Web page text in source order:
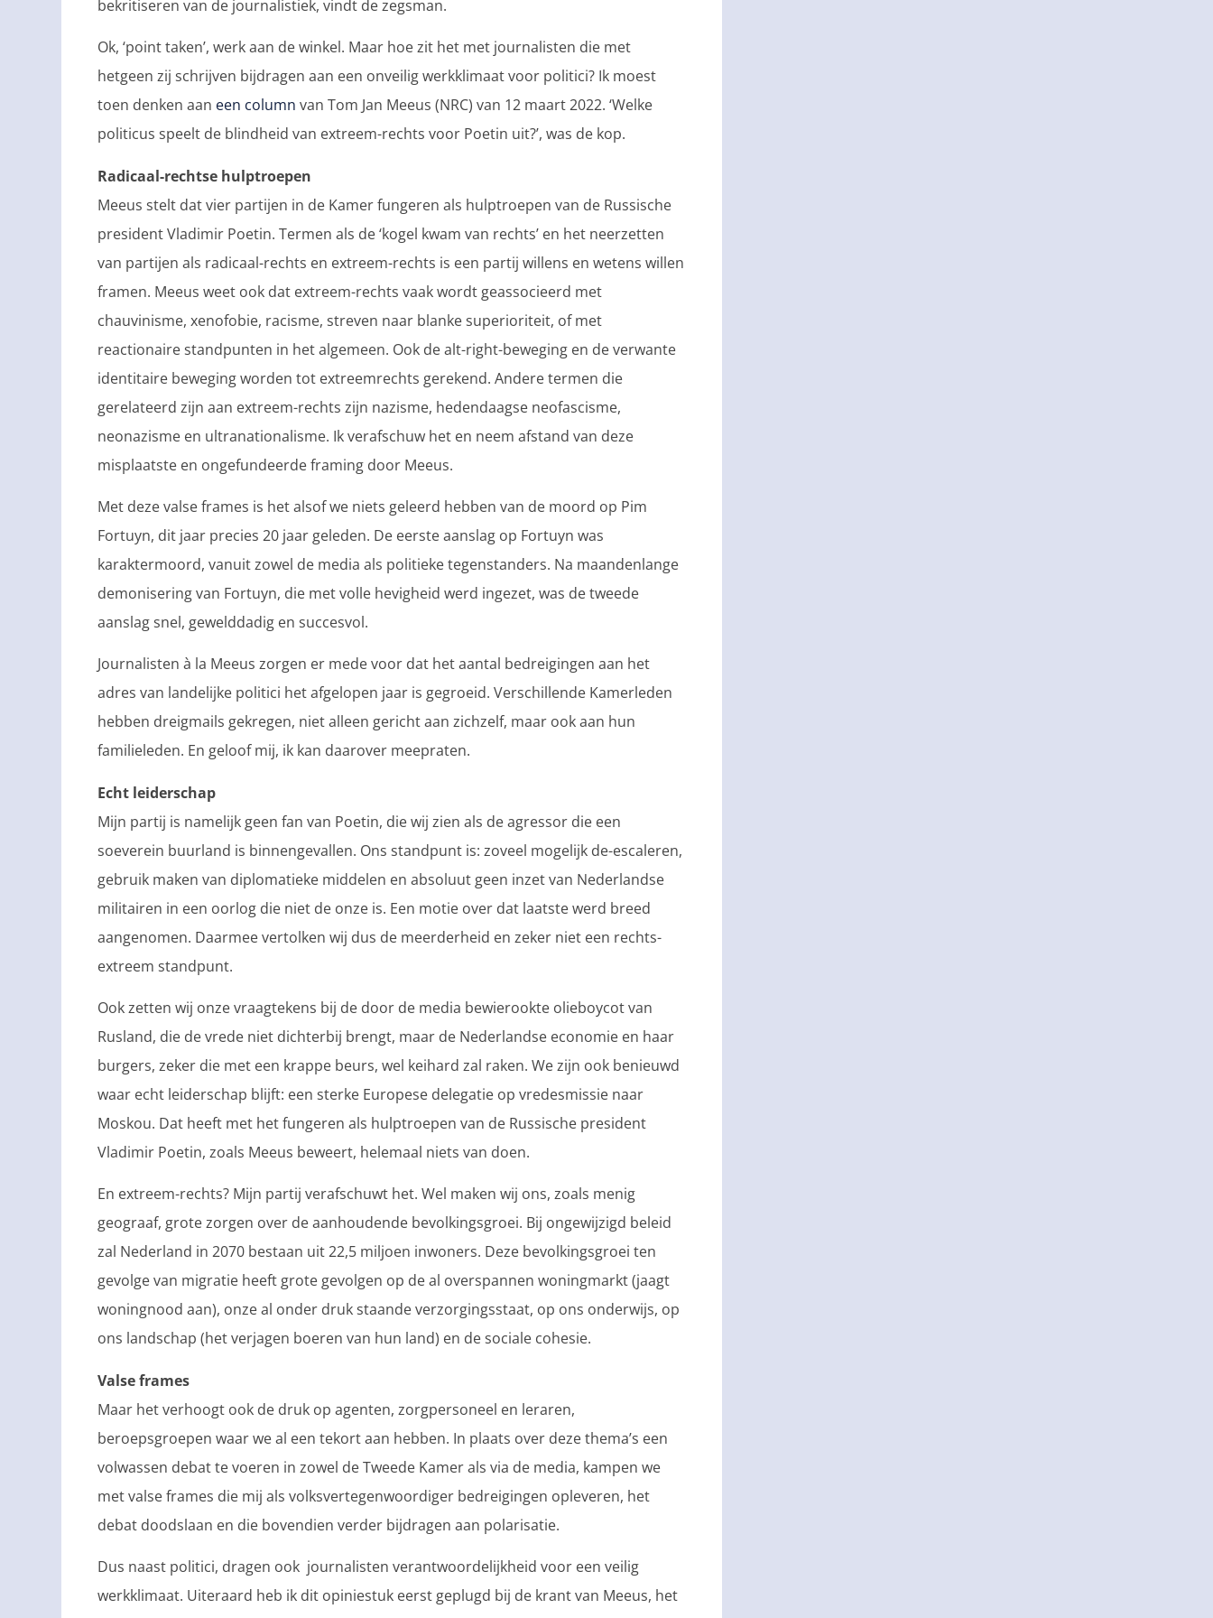
bekritiseren van de journalistiek, vindt de zegsman.
Ok, ‘point taken’, werk aan de winkel. Maar hoe zit het met journalisten die met
hetgeen zij schrijven bijdragen aan een onveilig werkklimaat voor politici? Ik moest
toen denken aan een column van Tom Jan Meeus (NRC) van 12 maart 2022. ‘Welke
politicus speelt de blindheid van extreem-rechts voor Poetin uit?’, was de kop.
Radicaal-rechtse hulptroepen
Meeus stelt dat vier partijen in de Kamer fungeren als hulptroepen van de Russische
president Vladimir Poetin. Termen als de ‘kogel kwam van rechts’ en het neerzetten
van partijen als radicaal-rechts en extreem-rechts is een partij willens en wetens willen
framen. Meeus weet ook dat extreem-rechts vaak wordt geassocieerd met
chauvinisme, xenofobie, racisme, streven naar blanke superioriteit, of met
reactionaire standpunten in het algemeen. Ook de alt-right-beweging en de verwante
identitaire beweging worden tot extreemrechts gerekend. Andere termen die
gerelateerd zijn aan extreem-rechts zijn nazisme, hedendaagse neofascisme,
neonazisme en ultranationalisme. Ik verafschuw het en neem afstand van deze
misplaatste en ongefundeerde framing door Meeus.
Met deze valse frames is het alsof we niets geleerd hebben van de moord op Pim
Fortuyn, dit jaar precies 20 jaar geleden. De eerste aanslag op Fortuyn was
karaktermoord, vanuit zowel de media als politieke tegenstanders. Na maandenlange
demonisering van Fortuyn, die met volle hevigheid werd ingezet, was de tweede
aanslag snel, gewelddadig en succesvol.
Journalisten à la Meeus zorgen er mede voor dat het aantal bedreigingen aan het
adres van landelijke politici het afgelopen jaar is gegroeid. Verschillende Kamerleden
hebben dreigmails gekregen, niet alleen gericht aan zichzelf, maar ook aan hun
familieleden. En geloof mij, ik kan daarover meepraten.
Echt leiderschap
Mijn partij is namelijk geen fan van Poetin, die wij zien als de agressor die een
soeverein buurland is binnengevallen. Ons standpunt is: zoveel mogelijk de-escaleren,
gebruik maken van diplomatieke middelen en absoluut geen inzet van Nederlandse
militairen in een oorlog die niet de onze is. Een motie over dat laatste werd breed
aangenomen. Daarmee vertolken wij dus de meerderheid en zeker niet een rechts-
extreem standpunt.
Ook zetten wij onze vraagtekens bij de door de media bewierookte olieboycot van
Rusland, die de vrede niet dichterbij brengt, maar de Nederlandse economie en haar
burgers, zeker die met een krappe beurs, wel keihard zal raken. We zijn ook benieuwd
waar echt leiderschap blijft: een sterke Europese delegatie op vredesmissie naar
Moskou. Dat heeft met het fungeren als hulptroepen van de Russische president
Vladimir Poetin, zoals Meeus beweert, helemaal niets van doen.
En extreem-rechts? Mijn partij verafschuwt het. Wel maken wij ons, zoals menig
geograaf, grote zorgen over de aanhoudende bevolkingsgroei. Bij ongewijzigd beleid
zal Nederland in 2070 bestaan uit 22,5 miljoen inwoners. Deze bevolkingsgroei ten
gevolge van migratie heeft grote gevolgen op de al overspannen woningmarkt (jaagt
woningnood aan), onze al onder druk staande verzorgingsstaat, op ons onderwijs, op
ons landschap (het verjagen boeren van hun land) en de sociale cohesie.
Valse frames
Maar het verhoogt ook de druk op agenten, zorgpersoneel en leraren,
beroepsgroepen waar we al een tekort aan hebben. In plaats over deze thema’s een
volwassen debat te voeren in zowel de Tweede Kamer als via de media, kampen we
met valse frames die mij als volksvertegenwoordiger bedreigingen opleveren, het
debat doodslaan en die bovendien verder bijdragen aan polarisatie.
Dus naast politici, dragen ook journalisten verantwoordelijkheid voor een veilig
werkklimaat. Uiteraard heb ik dit opiniestuk eerst geplugd bij de krant van Meeus, het